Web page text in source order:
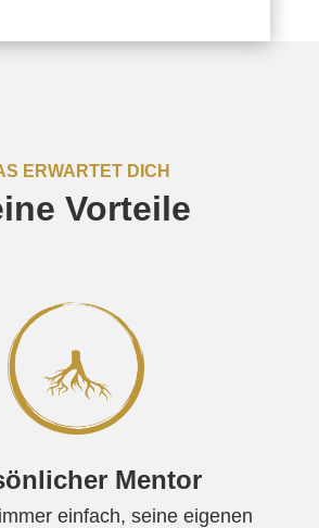
ERWARTET DICH
Vorteile
Mentor
einfach, seine eigenen